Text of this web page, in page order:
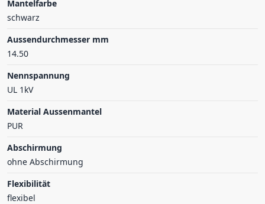
Mantelfarbe
schwarz
Aussendurchmesser mm
14.50
Nennspannung
UL 1kV
Material Aussenmantel
PUR
Abschirmung
ohne Abschirmung
Flexibilität
flexibel